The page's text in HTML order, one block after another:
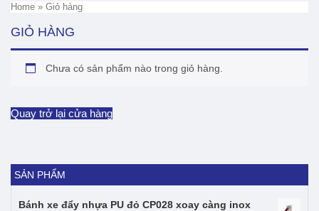
Home » Giỏ hàng
GIỎ HÀNG
Chưa có sản phẩm nào trong giỏ hàng.
Quay trở lại cửa hàng
SẢN PHẨM
Bánh xe đẩy nhựa PU đỏ CP028 xoay càng inox